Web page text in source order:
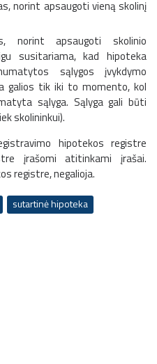
norint apsaugoti vieną skolinį
norint apsaugoti skolinio
susitariama, kad hipoteka
sąlygos įvykdymo
galios tik iki to momento, kol
sąlyga. Sąlyga gali būti
skolininkui).
hipotekos registre
įrašomi atitinkami įrašai.
registre, negalioja.
sutartinė hipoteka